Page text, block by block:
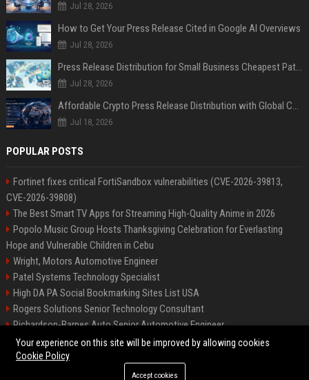
Jul 28, 2026
How to Get Your Press Release Cited in Google AI Overviews
Jul 28, 2026
Press Release Distribution for Small Business Cheapest Path to Real Coverage
Jul 28, 2026
Affordable Crypto Press Release Distribution with Global Coverage
Jul 18, 2026
POPULAR POSTS
Fortinet fixes critical FortiSandbox vulnerabilities (CVE-2026-39813,
CVE-2026-39808)
The Best Smart TV Apps for Streaming High-Quality Anime in 2026
Popolo Music Group Hosts Thanksgiving Celebration for Everlasting
Hope and Vulnerable Children in Cebu
Wright, Motors Automotive Engineer
Patel Systems Technology Specialist
High DA PA Social Bookmarking Sites List USA
Rogers Solutions Senior Technology Consultant
Richardson-Barnes Auto Senior Automotive Engineer
Patel Systems Senior Software Engineer
Your experience on this site will be improved by allowing cookies
Cookie Policy
Accept cookies